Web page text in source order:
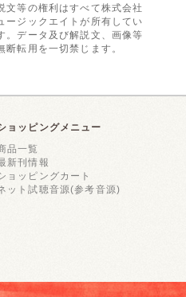
文等の権利はすべて株式会社
ージックエイトが所有してい
。データ及び解説文、画像等
断転用を一切禁じます。
ョッピングメニュー
品一覧
新刊情報
ョッピングカート
ット試聴音源(参考音源)